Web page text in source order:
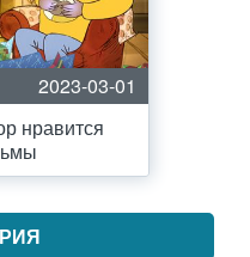
2023-03-01
нравится